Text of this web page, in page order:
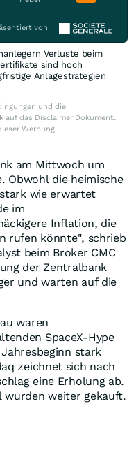
von
Verluste beim
sind hoch
Anlagestrategien
und die
auf das Disclaimer Dokument.
Werbung.
am Mittwoch um
Obwohl die heimische
wie erwartet
im
Inflation, die
rufen könnte", schrieb
beim Broker CMC
der Zentralbank
und warten auf die
waren
SpaceX-Hype
stark
zeichnet sich nach
eine Erholung ab.
weiter gekauft.